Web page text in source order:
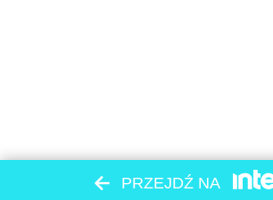
PRZEJDŹ NA